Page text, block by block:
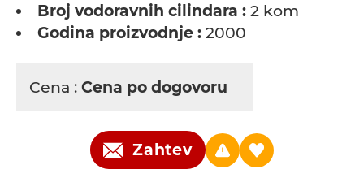
Broj vodoravnih cilindara : 2 kom
Godina proizvodnje : 2000
Cena : Cena po dogovoru
Zahtev